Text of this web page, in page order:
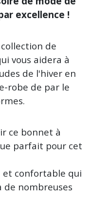
excellence !
de
vous aidera à
de l'hiver en
robe de par le
ce bonnet à
parfait pour cet
et confortable qui
nombreuses